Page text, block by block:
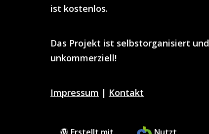
ist kostenlos.
Das Projekt ist selbstorganisiert und
unkommerziell!
Impressum | Kontakt